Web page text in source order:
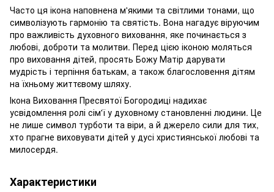
Часто ця ікона наповнена м'якими та світлими тонами, що
символізують гармонію та святість. Вона нагадує віруючим
про важливість духовного виховання, яке починається з
любові, доброти та молитви. Перед цією іконою моляться
про виховання дітей, просять Божу Матір дарувати
мудрість і терпіння батькам, а також благословення дітям
на їхньому життєвому шляху.
Ікона Виховання Пресвятої Богородиці надихає
усвідомлення ролі сім'ї у духовному становленні людини. Це
не лише символ турботи та віри, а й джерело сили для тих,
хто прагне виховувати дітей у дусі християнської любові та
милосердя.
Характеристики